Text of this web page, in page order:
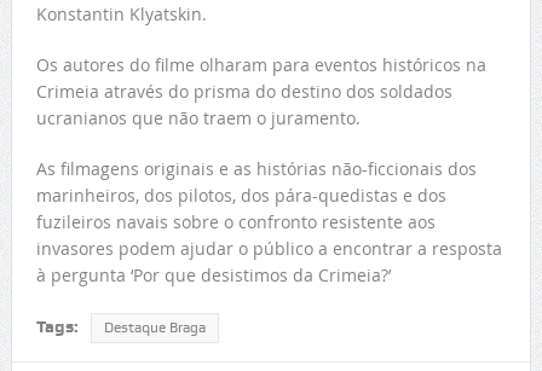
Konstantin Klyatskin.
Os autores do filme olharam para eventos históricos na
Crimeia através do prisma do destino dos soldados
ucranianos que não traem o juramento.
As filmagens originais e as histórias não-ficcionais dos
marinheiros, dos pilotos, dos pára-quedistas e dos
fuzileiros navais sobre o confronto resistente aos
invasores podem ajudar o público a encontrar a resposta
à pergunta ‘Por que desistimos da Crimeia?’
Tags: Destaque Braga